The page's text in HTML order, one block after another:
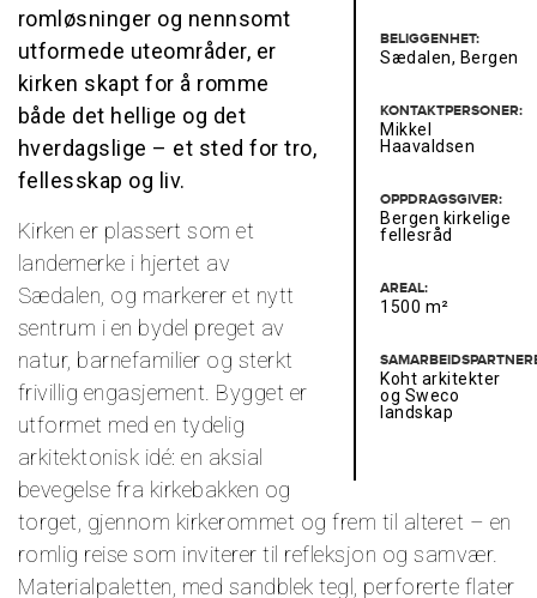
BELIGGENHET:
Sædalen, Bergen
KONTAKTPERSONER:
Mikkel
Haavaldsen
OPPDRAGSGIVER:
Bergen kirkelige
fellesråd
AREAL:
1500 m²
Koht arkitekter
og Sweco
landskap
romløsninger og nennsomt
utformede uteområder, er
kirken skapt for å romme
både det hellige og det
hverdagslige – et sted for tro,
fellesskap og liv.
Kirken er plassert som et
landemerke i hjertet av
Sædalen, og markerer et nytt
sentrum i en bydel preget av
natur, barnefamilier og sterkt
frivillig engasjement. Bygget er
utformet med en tydelig
arkitektonisk idé: en aksial
bevegelse fra kirkebakken og
torget, gjennom kirkerommet og frem til alteret – en
romlig reise som inviterer til refleksjon og samvær.
Materialpaletten, med sandblek tegl, perforerte flater